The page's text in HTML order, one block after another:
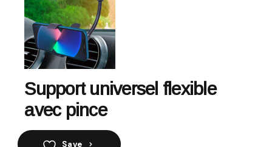
Support universel flexible
avec pince
Save